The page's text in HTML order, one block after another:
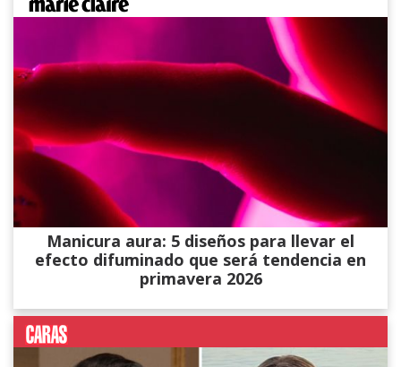
Manicura aura: 5 diseños para llevar el
efecto difuminado que será tendencia en
primavera 2026